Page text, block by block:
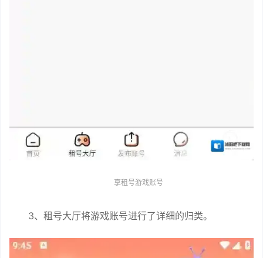
享租号游戏账号
3、租号大厅将游戏账号进行了详细的归类。